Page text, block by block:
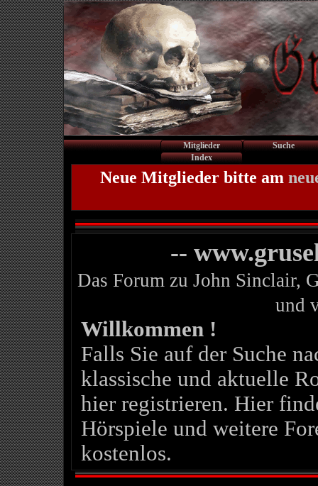
Mitglieder
Suche
Index
Neue Mitglieder bitte am
--
Das Forum zu John Sinclair,
und
Willkommen !
Falls Sie auf der Suche
klassische und aktuelle
hier registrieren. Hier
Hörspiele und weitere
kostenlos.